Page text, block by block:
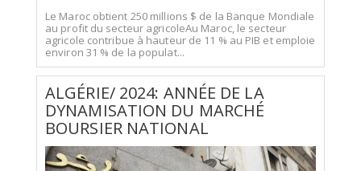
Le Maroc obtient 250 millions $ de la Banque Mondiale
au profit du secteur agricoleAu Maroc, le secteur
agricole contribue à hauteur de 11 % au PIB et emploie
environ 31 % de la populat...
ALGÉRIE/ 2024: ANNÉE DE LA
DYNAMISATION DU MARCHÉ
BOURSIER NATIONAL